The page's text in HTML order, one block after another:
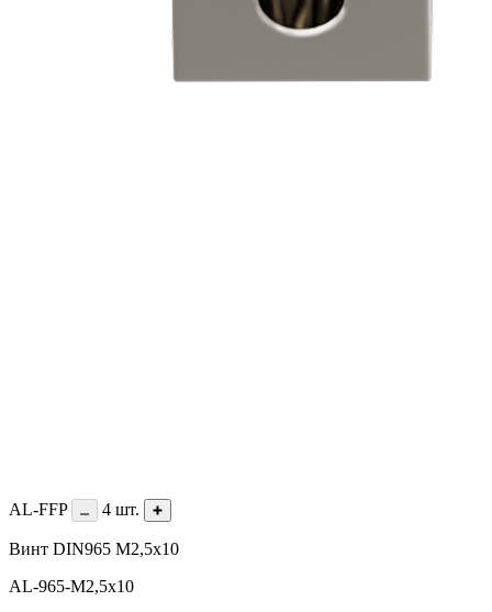
AL-FFP 4 шт.
Винт DIN965 М2,5х10
AL-965-M2,5х10